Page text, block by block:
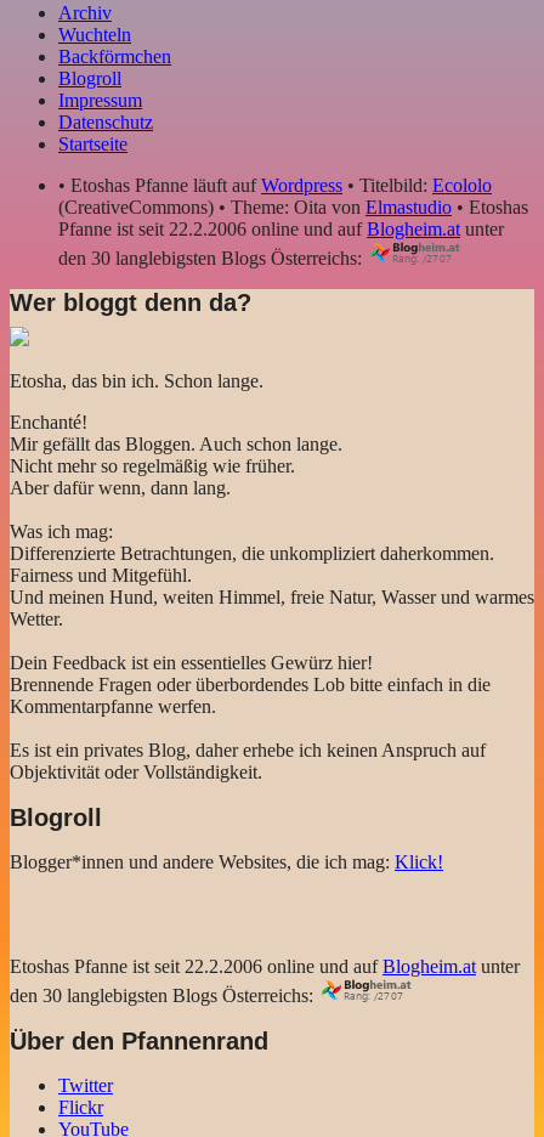
Archiv
Wuchteln
Backförmchen
Blogroll
Impressum
Datenschutz
Startseite
• Etoshas Pfanne läuft aufWordpress • Titelbild: Ecololo
(CreativeCommons) • Theme: Oita von Elmastudio • Etoshas
Pfanne ist seit 22.2.2006 online und aufBlogheim.at unter
den 30 langlebigsten Blogs Österreichs:
Wer bloggt denn da?
Etosha, das bin ich. Schon lange.
Enchanté!
Mir gefällt das Bloggen. Auch schon lange.
Nicht mehr so regelmäßig wie früher.
Aber dafür wenn, dann lang.
Was ich mag:
Differenzierte Betrachtungen, die unkompliziert daherkommen.
Fairness und Mitgefühl.
Und meinen Hund, weiten Himmel, freie Natur, Wasser und warmes
Wetter.
Dein Feedback ist ein essentielles Gewürz hier!
Brennende Fragen oder überbordendes Lob bitte einfach in die
Kommentarpfanne werfen.
Es ist ein privates Blog, daher erhebe ich keinen Anspruch auf
Objektivität oder Vollständigkeit.
Blogroll
Blogger*innen und andere Websites, die ich mag: Klick!
Etoshas Pfanne ist seit 22.2.2006 online und aufBlogheim.at unter
den 30 langlebigsten Blogs Österreichs:
Über den Pfannenrand
Twitter
Flickr
YouTube